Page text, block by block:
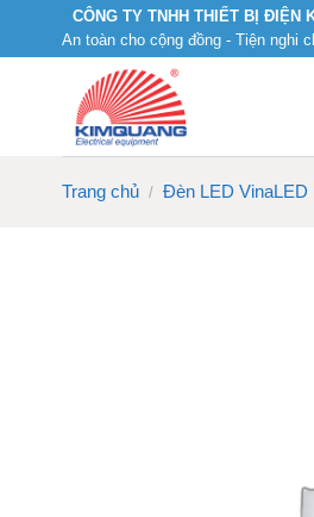
CÔNG TY TNHH THIẾT BỊ ĐIỆN
An toàn cho cộng đồng - Tiện nghi
Trang chủ / Đèn LED VinaLED